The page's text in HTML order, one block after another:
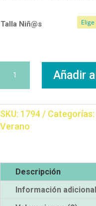
Talla Niñ@s
Cuadros
Añadir
SKU: 1794 Categorías:
Verano
Descripción
Información adicional